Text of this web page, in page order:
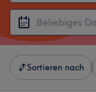
Sortieren nach